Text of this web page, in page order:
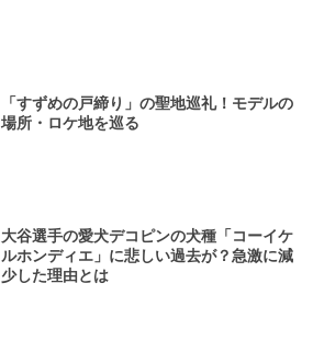
「すずめの戸締り」の聖地巡礼！モデルの
場所・ロケ地を巡る
大谷選手の愛犬デコピンの犬種「コーイケ
ルホンディエ」に悲しい過去が？急激に減
少した理由とは